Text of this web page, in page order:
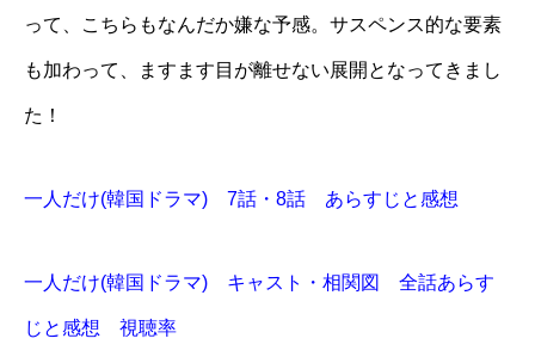
って、こちらもなんだか嫌な予感。サスペンス的な要素
も加わって、ますます目が離せない展開となってきまし
た！
一人だけ(韓国ドラマ) 7話・8話 あらすじと感想
一人だけ(韓国ドラマ) キャスト・相関図 全話あらす
じと感想 視聴率